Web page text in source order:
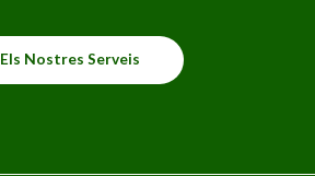
Els Nostres Serveis